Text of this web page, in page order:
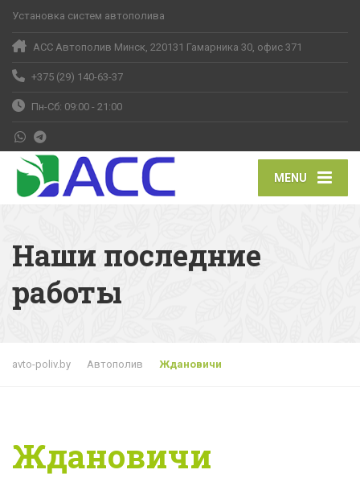
Установка систем автополива
АСС Автополив Минск, 220131 Гамарника 30, офис 371
+375 (29) 140-63-37
Пн-Сб: 09:00 - 21:00
MENU
Наши последние
работы
avto-poliv.by Автополив Ждановичи
Ждановичи